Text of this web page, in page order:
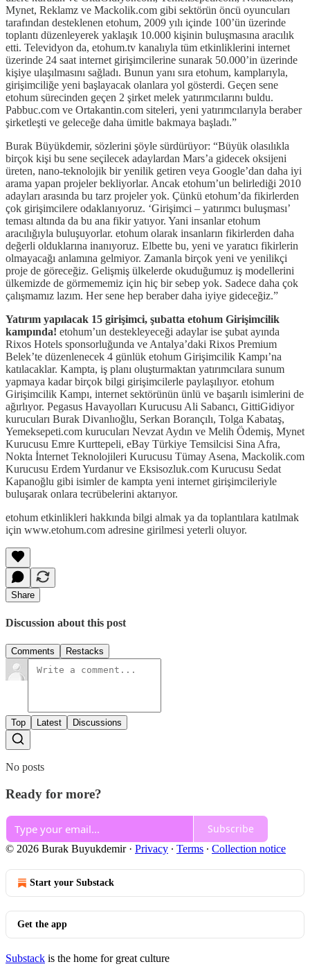
Mynet, Reklamz ve Mackolik.com gibi sektörün öncü oyuncuları
tarafından desteklenen etohum, 2009 yılı içinde 100’ün üzerinde
toplantı düzenleyerek yaklaşık 10.000 kişinin buluşmasına aracılık
etti. Televidyon da, etohum.tv kanalıyla tüm etkinliklerini internet
üzerinde 24 saat internet girişimcilerine sunarak 50.000’in üzerinde
kişiye ulaşılmasını sağladı. Bunun yanı sıra etohum, kamplarıyla,
girişimciliğe yeni başlayacak olanlara yol gösterdi. Geçen sene
etohum sürecinden geçen 2 şirket melek yatırımcılarını buldu.
Pabbuc.com ve Ortakantin.com siteleri, yeni yatırımcılarıyla beraber
şirketleşti ve geleceğe daha ümitle bakmaya başladı.”
Burak Büyükdemir, sözlerini şöyle sürdürüyor: “Büyük olasılıkla
birçok kişi bu sene seçilecek adaylardan Mars’a gidecek oksijeni
üreten, nano-teknolojik bir yenilik getiren veya Google’dan daha iyi
arama yapan projeler bekliyorlar. Ancak etohum’un belirlediği 2010
adayları arasında bu tarz projeler yok. Çünkü etohum’da fikirlerden
çok girişimcilere odaklanıyoruz. ‘Girişimci – yatırımcı buluşması’
teması altında da bu ana fikir yatıyor. Yani insanlar etohum
aracılığıyla buluşuyorlar. etohum olarak insanların fikirlerden daha
değerli olduklarına inanıyoruz. Elbette bu, yeni ve yaratıcı fikirlerin
olmayacağı anlamına gelmiyor. Zamanla birçok yeni ve yenilikçi
proje de göreceğiz. Gelişmiş ülkelerde okuduğumuz iş modellerini
ülkemizde de görmememiz için hiç bir sebep yok. Sadece daha çok
çalışmamız lazım. Her sene hep beraber daha iyiye gideceğiz.”
Yatırım yapılacak 15 girişimci, şubatta etohum Girişimcilik
kampında! etohum’un destekleyeceği adaylar ise şubat ayında
Rixos Hotels sponsorluğunda ve Antalya’daki Rixos Premium
Belek’te düzenlenecek 4 günlük etohum Girişimcilik Kampı’na
katılacaklar. Kampta, iş planı oluşturmaktan yatırımcılara sunum
yapmaya kadar birçok bilgi girişimcilerle paylaşılıyor. etohum
Girişimcilik Kampı, internet sektörünün ünlü ve başarılı isimlerini de
ağırlıyor. Pegasus Havayolları Kurucusu Ali Sabancı, GittiGidiyor
kurucuları Burak Divanlıoğlu, Serkan Borançılı, Tolga Kabataş,
Yemeksepeti.com kurucuları Nevzat Aydın ve Melih Ödemiş, Mynet
Kurucusu Emre Kurttepeli, eBay Türkiye Temsilcisi Sina Afra,
Nokta İnternet Teknolojileri Kurucusu Tümay Asena, Mackolik.com
Kurucusu Erdem Yurdanur ve Eksisozluk.com Kurucusu Sedat
Kapanoğlu gibi isimler de kampta yeni internet girişimcileriyle
buluşarak onlara tecrübelerini aktarıyor.
etohum etkinlikleri hakkında bilgi almak ya da toplantılara katılmak
için www.etohum.com adresine girilmesi yeterli oluyor.
Share
Discussion about this post
Comments Restacks
Top Latest Discussions
No posts
Ready for more?
Subscribe
© 2026 Burak Buyukdemir· Privacy ∙ Terms ∙ Collection notice
Start your Substack
Get the app
Substack is the home for great culture